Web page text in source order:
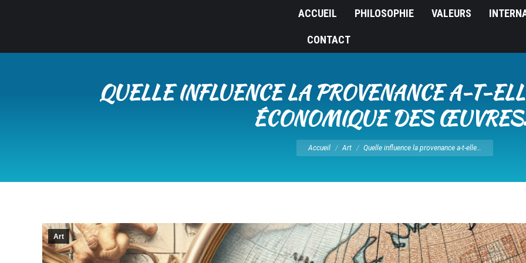
ACCUEIL PHILOSOPHIE VALEURS
CONTACT
QUELLE INFLUENCE LA PROVENANCE A-T-
ÉCONOMIQUE DES
Vous êtes ici :
Accueil Art Quelle influence la provenance a-t-elle…
Art